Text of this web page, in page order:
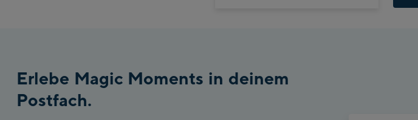
Erlebe Magic Moments in deinem
Postfach.